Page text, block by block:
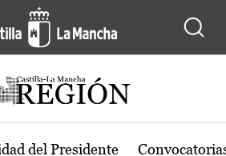
la región de Castilla-
del Presidente